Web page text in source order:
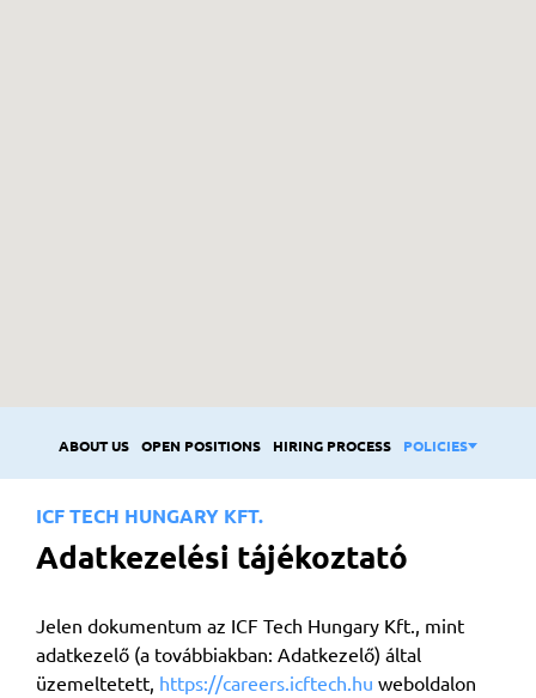
ABOUT US OPEN POSITIONS HIRING PROCESS POLICIES
ICF TECH HUNGARY KFT.
Adatkezelési tájékoztató
Jelen dokumentum az ICF Tech Hungary Kft., mint
adatkezelő (a továbbiakban: Adatkezelő) által
üzemeltetett, https://careers.icftech.hu weboldalon